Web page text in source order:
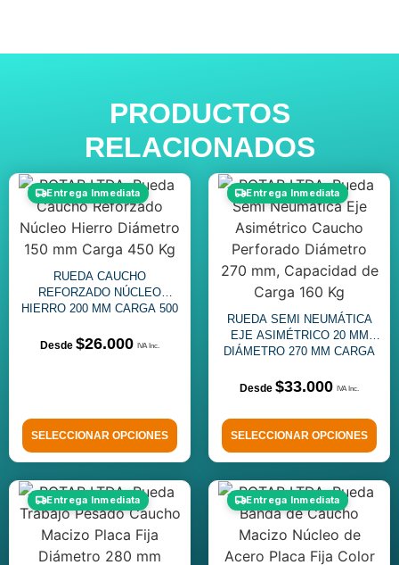
PRODUCTOS
RELACIONADOS
Entrega Inmediata
RUEDA CAUCHO
REFORZADO NÚCLEO
HIERRO 200 MM CARGA 500
$26.000
SELECCIONAR OPCIONES
Entrega Inmediata
RUEDA SEMI NEUMÁTICA
EJE ASIMÉTRICO 20 MM
DIÁMETRO 270 MM CARGA
$33.000
SELECCIONAR OPCIONES
Entrega Inmediata Entrega Inmediata